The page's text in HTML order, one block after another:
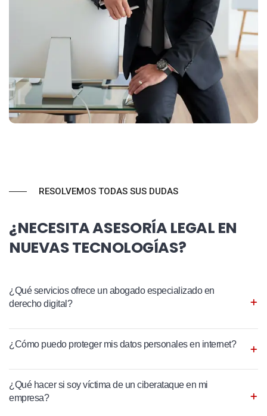
RESOLVEMOS TODAS SUS DUDAS
¿NECESITA ASESORÍA LEGAL EN
NUEVAS TECNOLOGÍAS?
¿Qué servicios ofrece un abogado especializado en
derecho digital?
¿Cómo puedo proteger mis datos personales en internet?
¿Qué hacer si soy víctima de un ciberataque en mi
empresa?